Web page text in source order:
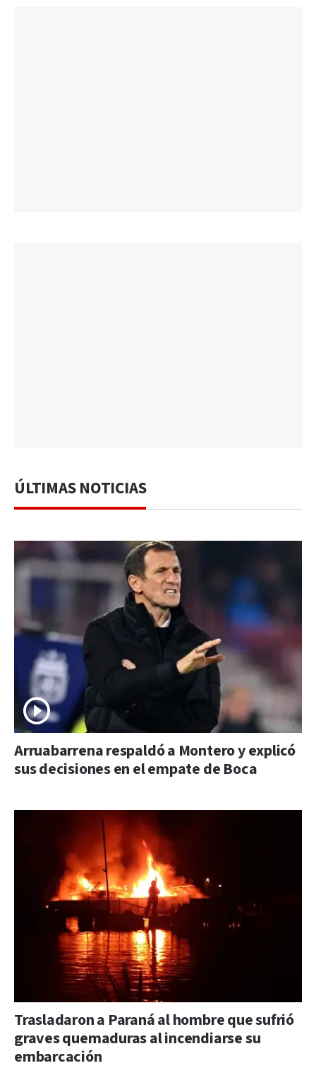
ÚLTIMAS NOTICIAS
Arruabarrena respaldó a Montero y explicó
sus decisiones en el empate de Boca
Trasladaron a Paraná al hombre que sufrió
graves quemaduras al incendiarse su
embarcación